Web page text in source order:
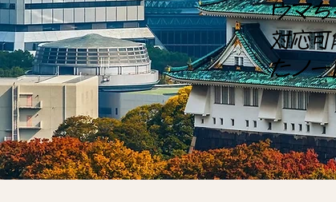
ウマち
対応
たノー